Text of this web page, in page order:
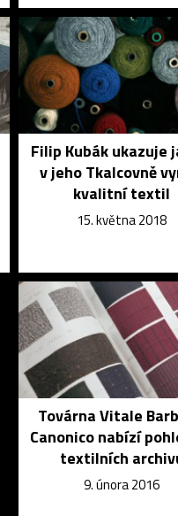
Filip Kubák ukazuje
v jeho Tkalcovně
kvalitní textil
15. května 2018
Továrna Vitale
Canonico nabízí
textilních
9. února 2016